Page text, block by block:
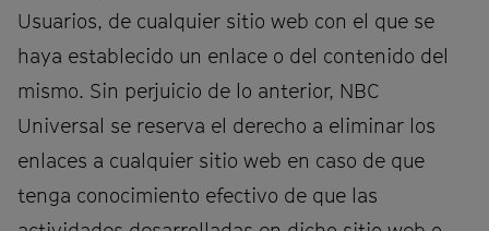
Usuarios, de cualquier sitio web con el que se
haya establecido un enlace o del contenido del
mismo. Sin perjuicio de lo anterior, NBC
Universal se reserva el derecho a eliminar los
enlaces a cualquier sitio web en caso de que
tenga conocimiento efectivo de que las